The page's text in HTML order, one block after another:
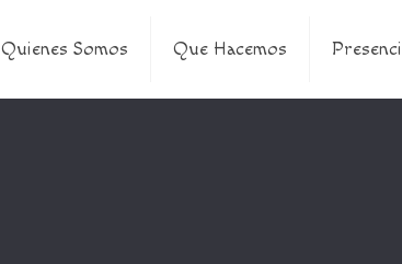
Quienes Somos Que Hacemos